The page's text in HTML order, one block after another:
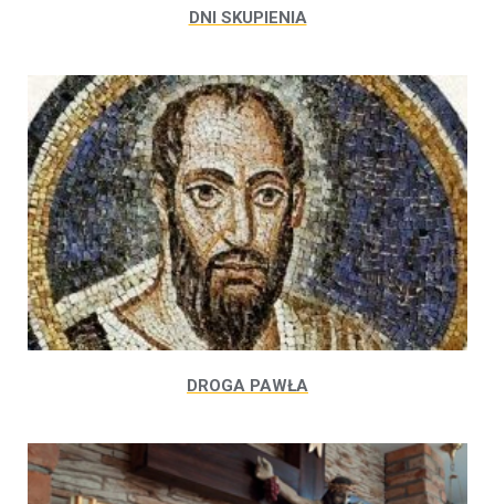
DNI SKUPIENIA
DROGA PAWŁA